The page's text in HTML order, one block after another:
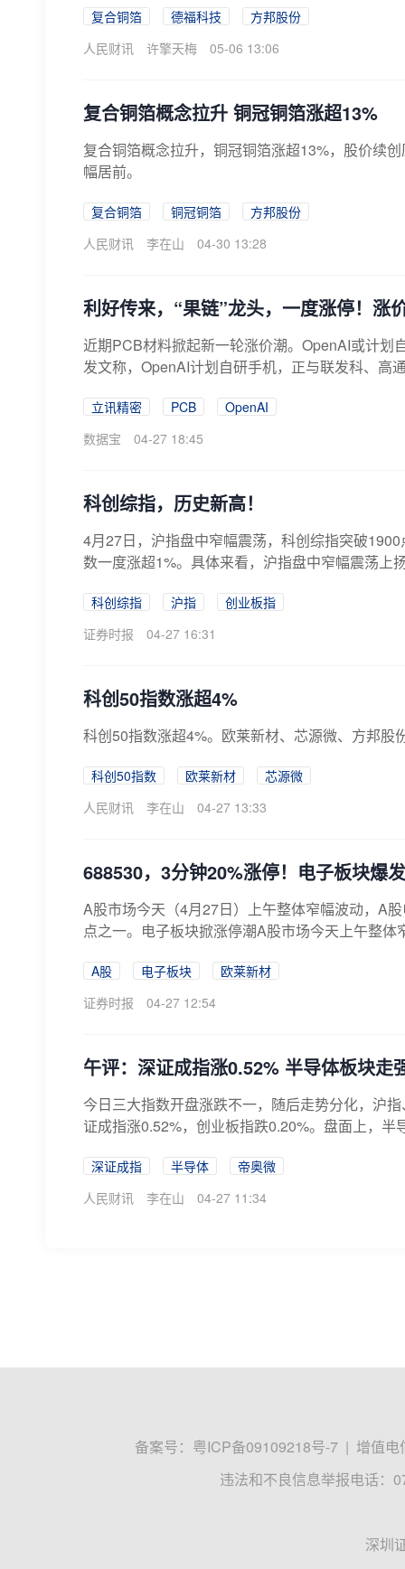
复合铜箔 德福科技
方邦股份
人民财讯
许擎天梅 05-06 13:06
复合铜箔概念拉升 铜冠铜箔涨超13%
复合铜箔概念拉升，铜冠铜箔涨超13%，股价续
幅居前。
复合铜箔 铜冠铜箔
方邦股份
人民财讯
李在山 04-30 13:28
利好传来，“果链”龙头，一度涨停！涨
近期PCB材料掀起新一轮涨价潮。OpenAI或计划
发文称，OpenAI计划自研手机，正与联发科、高
立讯精密 PCB
OpenAI
数据宝
04-27 18:45
科创综指，历史新高！
4月27日，沪指盘中窄幅震荡，科创综指突破
数一度涨超1%。具体来看，沪指盘中窄幅震荡上
科创综指 沪指
创业板指
证券时报
04-27 16:31
科创50指数涨超4%
科创50指数涨超4%。欧莱新材、芯源微、方邦股
科创50指数 欧莱新材
芯源微
人民财讯
李在山 04-27 13:33
688530，3分钟20%涨停！电子板块爆
A股市场今天（4月27日）上午整体窄幅波动，A
点之一。电子板块掀涨停潮A股市场今天上午整
A股 电子板块
欧莱新材
证券时报
04-27 12:54
午评：深证成指涨0.52% 半导体板块走
今日三大指数开盘涨跌不一，随后走势分化，沪
证成指涨0.52%，创业板指跌0.20%。盘面上，
深证成指 半导体
帝奥微
人民财讯
李在山 04-27 11:34
备案号： 粤ICP备09109218号-7 | 增值电
违法和不良信息举报电话：
深圳